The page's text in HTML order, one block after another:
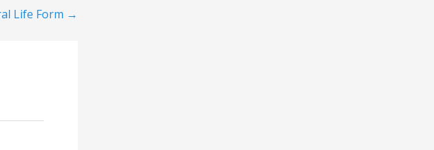
Life Form →